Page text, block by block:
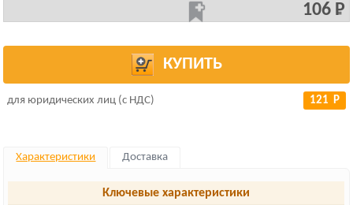
106 Р
КУПИТЬ
для юридических лиц (с НДС) 121 Р
Характеристики Доставка
Ключевые характеристики